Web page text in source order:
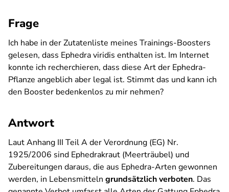
Frage
Ich habe in der Zutatenliste meines Trainings-Boosters
gelesen, dass Ephedra viridis enthalten ist. Im Internet
konnte ich recherchieren, dass diese Art der Ephedra-
Pflanze angeblich aber legal ist. Stimmt das und kann ich
den Booster bedenkenlos zu mir nehmen?
Antwort
Laut Anhang III Teil A der Verordnung (EG) Nr.
1925/2006 sind Ephedrakraut (Meerträubel) und
Zubereitungen daraus, die aus Ephedra-Arten gewonnen
werden, in Lebensmitteln grundsätzlich verboten. Das